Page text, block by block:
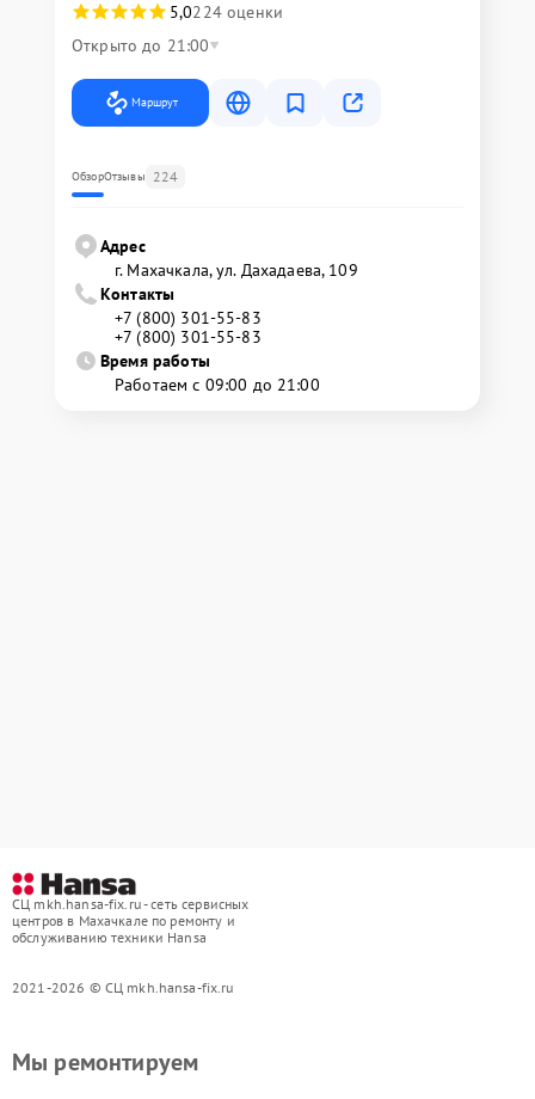
5,0224 оценки
Открыто до 21:00
Маршрут
ОбзорОтзывы 224
Адрес
г. Махачкала, ул. Дахадаева, 109
Контакты
+7 (800) 301-55-83
+7 (800) 301-55-83
Время работы
Работаем с 09:00 до 21:00
СЦ mkh.hansa-fix.ru - сеть сервисных
центров в Махачкале по ремонту и
обслуживанию техники Hansa
2021-2026 © СЦ mkh.hansa-fix.ru
Мы ремонтируем